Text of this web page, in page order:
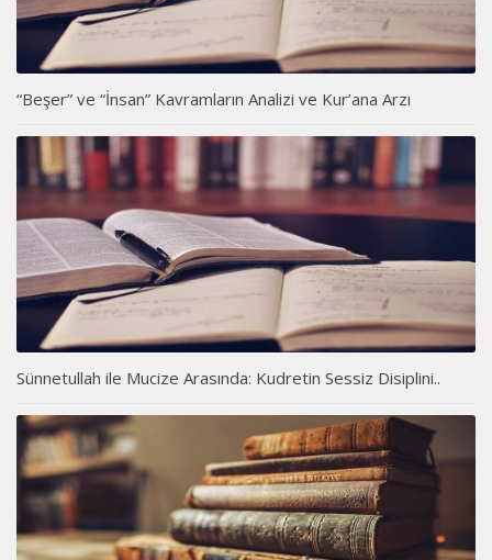
“Beşer” ve “İnsan” Kavramların Analizi ve Kur’ana Arzı
Sünnetullah ile Mucize Arasında: Kudretin Sessiz Disiplini..